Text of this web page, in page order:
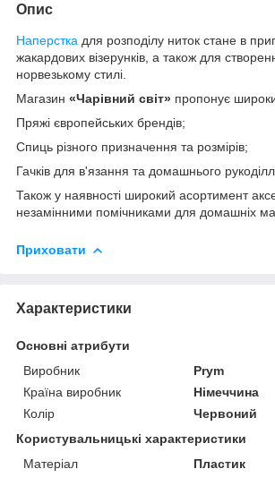
Опис
Наперстка для розподілу ниток стане в
жакардових візерунків, а також для
норвезькому стилі.
Магазин «Чарівний світ» пропонує
Пряжі європейських брендів;
Спиць різного призначення та розмірів;
Гачків для в'язання та домашнього
Також у наявності широкий асортимент
незамінними помічниками для домашніх
Приховати
Характеристики
Основні атрибути
Виробник
Prym
Країна виробник
Німеччина
Колір
Червоний
Користувальницькі характеристики
Матеріал
Пластик